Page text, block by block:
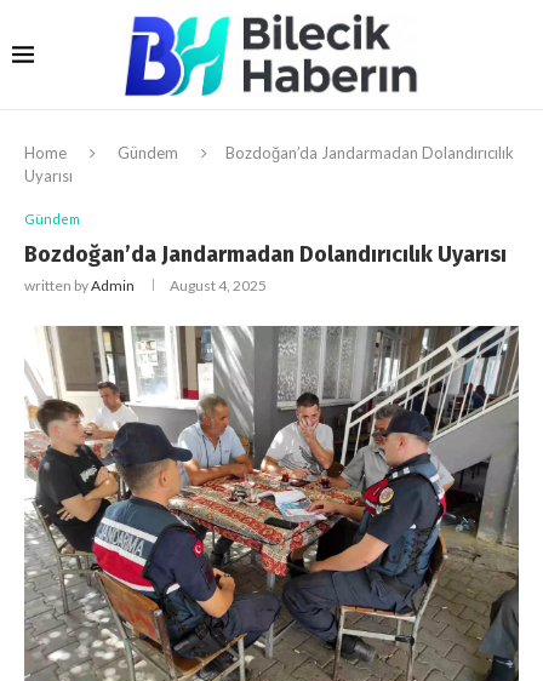
Home Gündem
Bozdoğan’da Jandarmadan Dolandırıcılık
Uyarısı
Gündem
Bozdoğan’da Jandarmadan Dolandırıcılık Uyarısı
written byAdmin August 4, 2025